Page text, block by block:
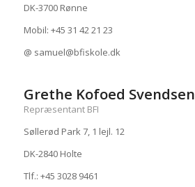
DK-3700 Rønne
Mobil: +45 31 42 21 23
@ samuel@bfiskole.dk
Grethe Kofoed Svendsen
Repræsentant BFI
Søllerød Park 7, 1 lejl. 12
DK-2840 Holte
Tlf.: +45 3028 9461